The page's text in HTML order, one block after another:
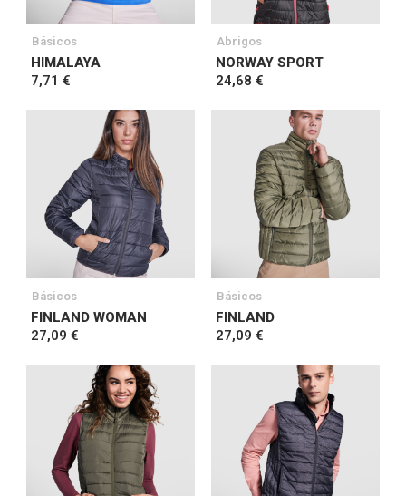
Básicos
HIMALAYA
7,71 €
Abrigos
NORWAY SPORT
24,68 €
Básicos
FINLAND WOMAN
27,09 €
Básicos
FINLAND
27,09 €